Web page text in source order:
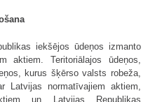
iekšējos ūdeņos izmanto
aktiem. Teritoriālajos ūdeņos,
kurus šķērso valsts robeža,
Latvijas normatīvajiem aktiem,
un Latvijas Republikas